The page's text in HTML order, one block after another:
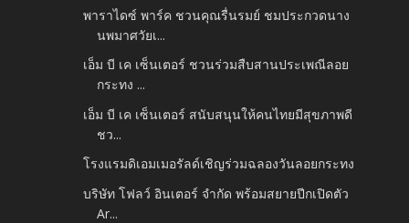
พาราไดซ์ พาร์ค ชวนคุณรื่นรมย์ ชมประกวดนาง
นพมาศวัยเ...
เอ็ม บี เค เซ็นเตอร์ ชวนร่วมสืบสานประเพณีลอย
กระทง ...
เอ็ม บี เค เซ็นเตอร์ สนับสนุนให้คนไทยมีสุขภาพดี
ชว...
โรงแรมดิเอมเมอรัลด์เชิญร่วมฉลองวันลอยกระทง
บริษัท โฟลว์ อินเตอร์ จำกัด พร้อมสยายปีกเปิดตัว
Ar...